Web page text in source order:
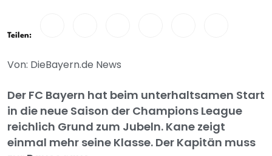
Teilen:
Von: DieBayern.de News
Der FC Bayern hat beim unterhaltsamen Start
in die neue Saison der Champions League
reichlich Grund zum Jubeln. Kane zeigt
einmal mehr seine Klasse. Der Kapitän muss